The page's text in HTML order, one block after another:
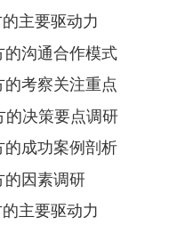
主要驱动力
的沟通合作模式
的考察关注重点
的决策要点调研
的成功案例剖析
的因素调研
主要驱动力